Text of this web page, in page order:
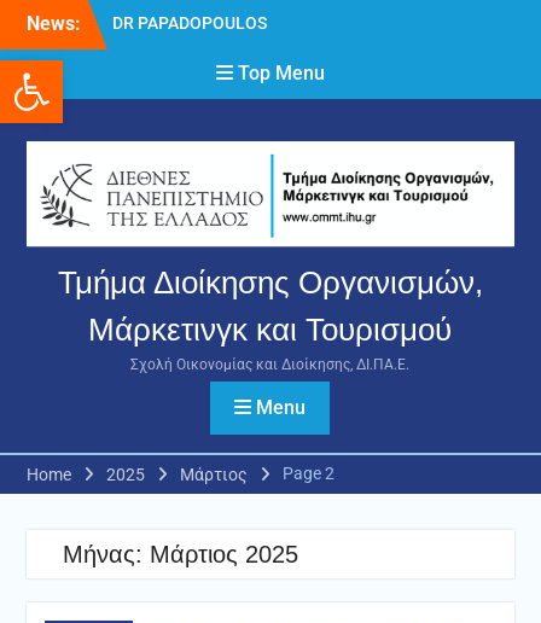
Ανοίξτε τη γραμμή εργαλείων
content
News:
DR PAPADOPOULOS
Δρ Παπαδόπουλος
Νικόλαος
πρόσθετων
δικαιολογητικών και
ενστάσεων για τη
χορήγηση του
στεγαστικού επιδόματος
ακαδημαϊκού έτους 2025-
2026.
Top Menu
Τμήμα Διοίκησης Οργανισμών,
Μάρκετινγκ και Τουρισμού
Σχολή Οικονομίας και Διοίκησης, ΔΙ.ΠΑ.Ε.
Menu
Home 2025 Μάρτιος Page 2
Μήνας: Μάρτιος 2025